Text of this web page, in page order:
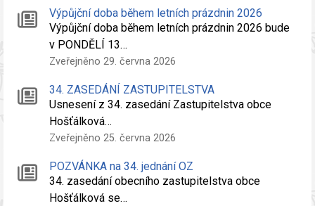
Výpůjční doba během letních prázdnin 2026
Výpůjční doba během letních prázdnin 2026 bude
v PONDĚLÍ 13…
Zveřejněno 29. června 2026
34. ZASEDÁNÍ ZASTUPITELSTVA
Usnesení z 34. zasedání Zastupitelstva obce
Hošťálková…
Zveřejněno 25. června 2026
POZVÁNKA na 34. jednání OZ
34. zasedání obecního zastupitelstva obce
Hošťálková se…